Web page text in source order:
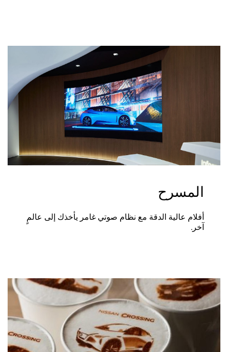
المسرح
أفلام عالية الدقة مع نظام صوتي غامر يأخذك إلى عالمٍ
آخر.